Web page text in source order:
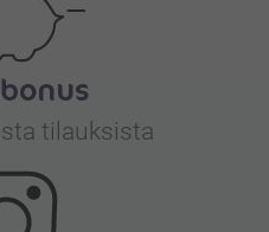
tilauksista